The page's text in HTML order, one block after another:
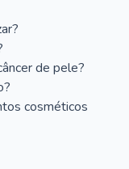
de pele?
cosméticos